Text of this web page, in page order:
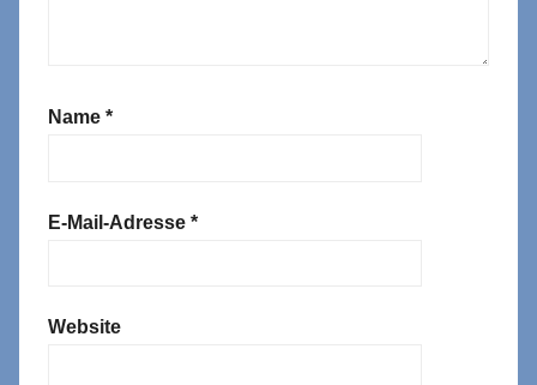
Name *
E-Mail-Adresse *
Website